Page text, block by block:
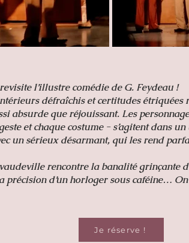
l’illustre comédie de G. Feydeau !
défraîchis et certitudes étriquées
absurde que réjouissant. Les
et chaque costume - s’agitent dans
un sérieux désarmant, qui les rend
rencontre la banalité grinçante
précision d’un horloger sous caféine…
Je réserve !